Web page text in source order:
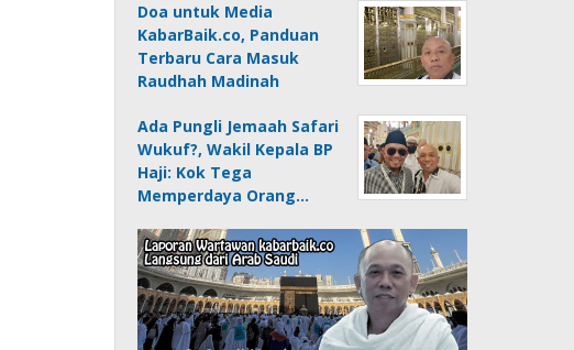
Doa untuk Media
KabarBaik.co, Panduan
Terbaru Cara Masuk
Raudhah Madinah
Ada Pungli Jemaah Safari
Wukuf?, Wakil Kepala BP
Haji: Kok Tega
Memperdaya Orang…